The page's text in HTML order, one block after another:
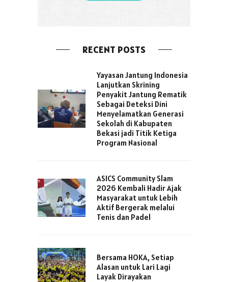
RECENT POSTS
Yayasan Jantung Indonesia
Lanjutkan Skrining
Penyakit Jantung Rematik
Sebagai Deteksi Dini
Menyelamatkan Generasi
Sekolah di Kabupaten
Bekasi jadi Titik Ketiga
Program Nasional
ASICS Community Slam
2026 Kembali Hadir Ajak
Masyarakat untuk Lebih
Aktif Bergerak melalui
Tenis dan Padel
Bersama HOKA, Setiap
Alasan untuk Lari Lagi
Layak Dirayakan